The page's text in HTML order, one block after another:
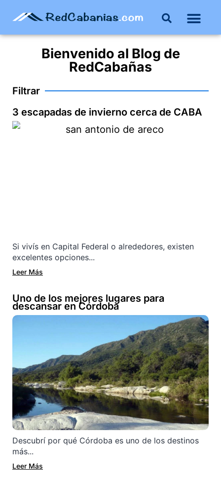
Bienvenido al Blog de
RedCabañas
Filtrar
3 escapadas de invierno cerca de CABA
Si vivís en Capital Federal o alrededores, existen
excelentes opciones...
Leer Más
Uno de los mejores lugares para
descansar en Córdoba
Descubrí por qué Córdoba es uno de los destinos
más...
Leer Más